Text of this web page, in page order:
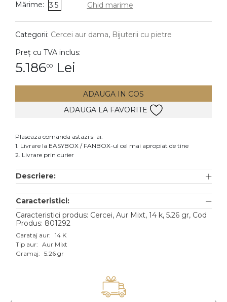
DIAMANTE Vezi toate
Cercei
Accesorii
Aur alb
Aur roz
Aur mixt
Mărime: 3.5 Ghid marime
Categorii: Cercei aur dama, Bijuterii cu pietre
Preț cu TVA inclus:
5.18600 Lei
ADAUGA IN COS
ADAUGA LA FAVORITE
Plaseaza comanda astazi si ai:
1. Livrare la EASYBOX / FANBOX-ul cel mai apropiat de tine
2. Livrare prin curier
Descriere:
Caracteristici:
Caracteristici produs: Cercei, Aur Mixt, 14 k, 5.26 gr, Cod
Produs: 801292
Carataj aur: 14 K
Tip aur: Aur Mixt
Gramaj: 5.26 gr